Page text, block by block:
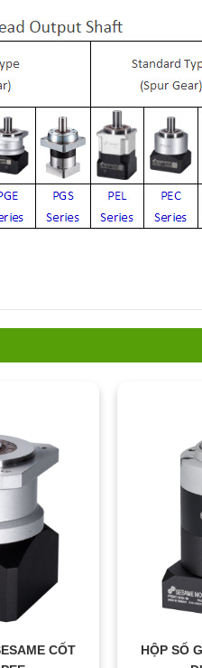
CỐT
HỘP SỐ